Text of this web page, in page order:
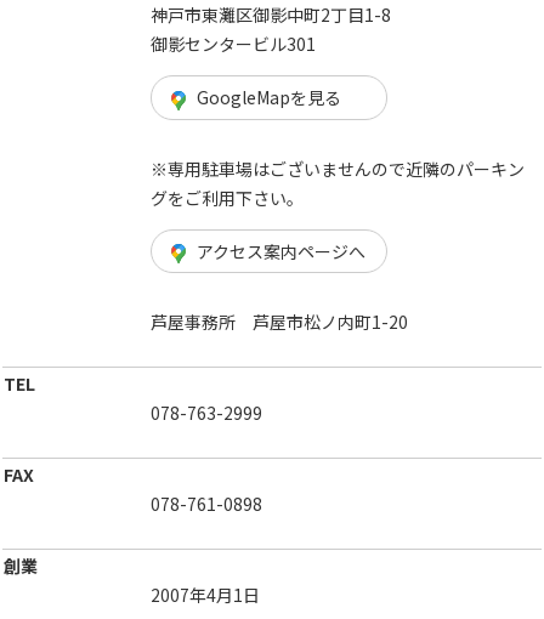
神戸市東灘区御影中町2丁目1-8
御影センタービル301
GoogleMapを見る
※専用駐車場はございませんので近隣のパーキン
グをご利用下さい。
アクセス案内ページへ
芦屋事務所 芦屋市松ノ内町1-20
TEL
078-763-2999
FAX
078-761-0898
創業
2007年4月1日